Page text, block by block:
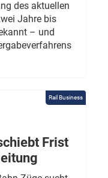
des aktuellen
Jahre bis
– und
Rail Business
Frist